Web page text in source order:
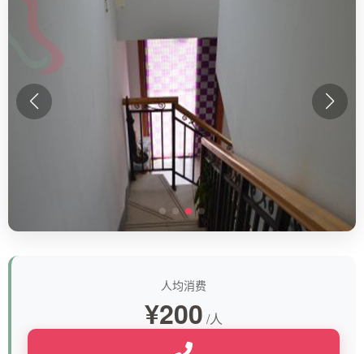
人均消费
¥200 /人